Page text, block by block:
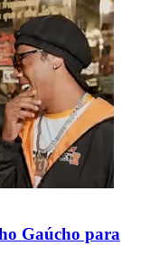
Gaúcho para